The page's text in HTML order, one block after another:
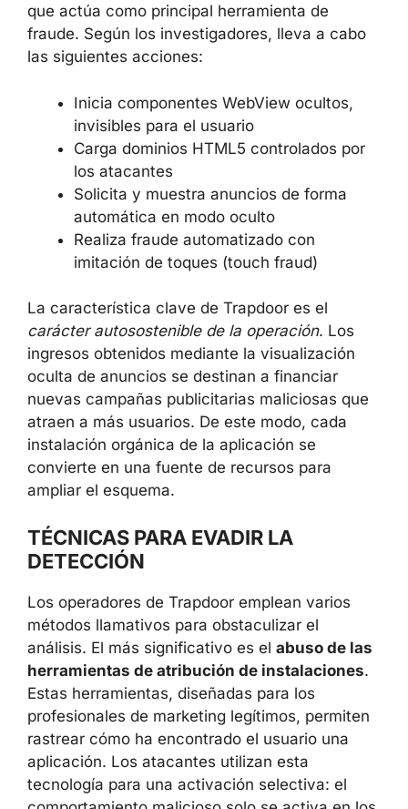
que actúa como principal herramienta de
fraude. Según los investigadores, lleva a cabo
las siguientes acciones:
Inicia componentes WebView ocultos,
invisibles para el usuario
Carga dominios HTML5 controlados por
los atacantes
Solicita y muestra anuncios de forma
automática en modo oculto
Realiza fraude automatizado con
imitación de toques (touch fraud)
La característica clave de Trapdoor es el
carácter autosostenible de la operación. Los
ingresos obtenidos mediante la visualización
oculta de anuncios se destinan a financiar
nuevas campañas publicitarias maliciosas que
atraen a más usuarios. De este modo, cada
instalación orgánica de la aplicación se
convierte en una fuente de recursos para
ampliar el esquema.
TÉCNICAS PARA EVADIR LA
DETECCIÓN
Los operadores de Trapdoor emplean varios
métodos llamativos para obstaculizar el
análisis. El más significativo es el abuso de las
herramientas de atribución de instalaciones.
Estas herramientas, diseñadas para los
profesionales de marketing legítimos, permiten
rastrear cómo ha encontrado el usuario una
aplicación. Los atacantes utilizan esta
tecnología para una activación selectiva: el